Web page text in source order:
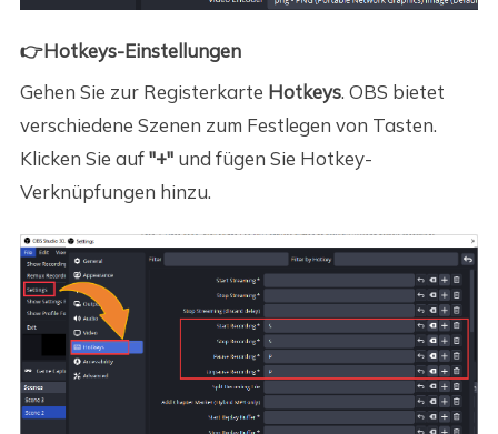
👉Hotkeys-Einstellungen
Gehen Sie zur Registerkarte Hotkeys. OBS bietet
verschiedene Szenen zum Festlegen von Tasten.
Klicken Sie auf"+"und fügen Sie Hotkey-
Verknüpfungen hinzu.